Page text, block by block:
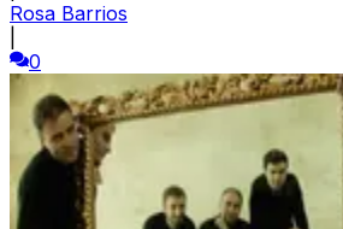
Rosa Barrios
0